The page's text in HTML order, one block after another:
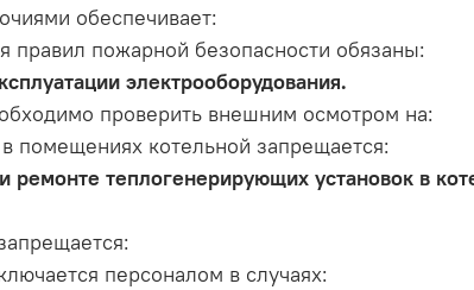
обеспечивает:
правил пожарной безопасности обязаны:
электрооборудования.
проверить внешним осмотром на:
помещениях котельной запрещается:
ремонте теплогенерирующих установок в
персоналом в случаях: